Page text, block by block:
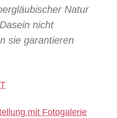
Natur
nicht
sie garantieren
mit Fotogalerie